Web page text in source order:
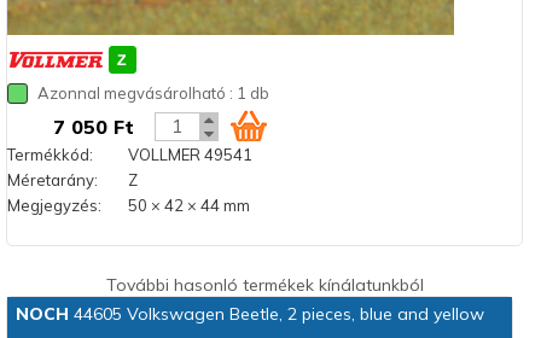
Azonnal megvásárolható : 1 db
7 050 Ft
Termékkód:
VOLLMER 49541
Méretarány:
Z
Megjegyzés:
50 × 42 × 44 mm
További hasonló termékek kínálatunkból
NOCH 44605 Volkswagen Beetle, 2 pieces, blue and yellow